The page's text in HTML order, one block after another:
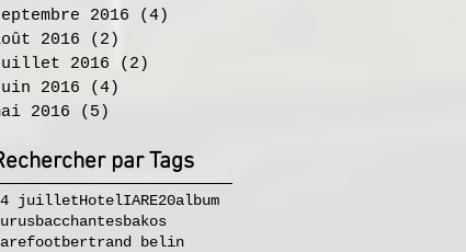
2016
(4)
2016
(2)
2016
(2)
2016
(4)
2016
(5)
par Tags
juilletHotelIARE20album
bacchantesbakos
bertrand belin